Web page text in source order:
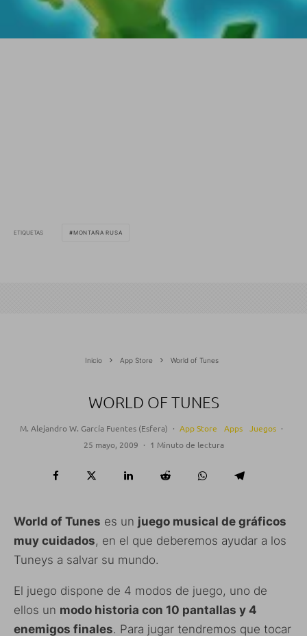
ETIQUETAS MONTAÑA RUSA
Inicio App Store World of Tunes
WORLD OF TUNES
M. Alejandro W. García Fuentes (Esfera) · App Store Apps Juegos ·
25 mayo, 2009 · 1 Minuto de lectura
World of Tunes es un juego musical de gráficos
muy cuidados, en el que deberemos ayudar a los
Tuneys a salvar su mundo.
El juego dispone de 4 modos de juego, uno de
ellos un modo historia con 10 pantallas y 4
enemigos finales. Para jugar tendremos que tocar